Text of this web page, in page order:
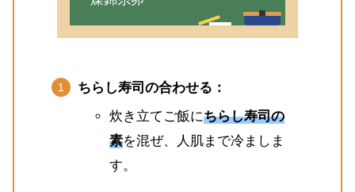
ちらし寿司の合わせる：
炊き立てご飯にちらし寿司の
素を混ぜ、人肌まで冷ましま
す。